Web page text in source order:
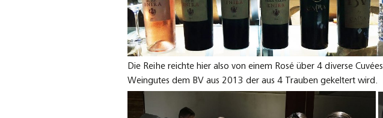
Die Reihe reichte hier also von einem Rosé über 4 diverse
Weingutes dem BV aus 2013 der aus 4 Trauben gekeltert wird.